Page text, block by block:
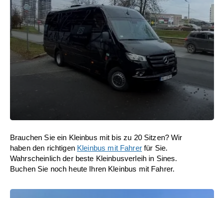
Brauchen Sie ein Kleinbus mit bis zu 20 Sitzen? Wir
haben den richtigen Kleinbus mit Fahrerfür Sie.
Wahrscheinlich der beste Kleinbusverleih in Sines.
Buchen Sie noch heute Ihren Kleinbus mit Fahrer.